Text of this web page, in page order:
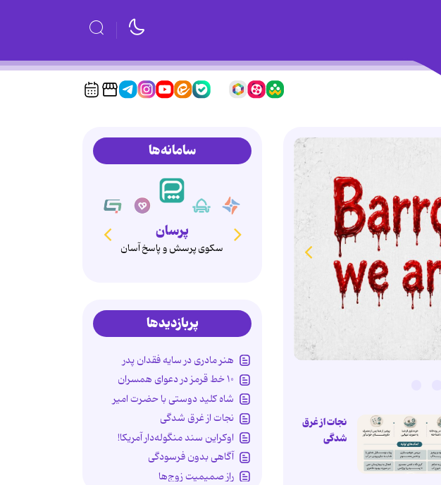
نجات از غرق
شدگی
سامانه‌ها
پرسان
سکوی پرسش و پاسخ آسان
پربازدیدها
هنر مادری در سایه‌ فقدان پدر
۱۰ خط قرمز در دعوای همسران
شاه کلید دوستی با حضرت امیر
نجات از غرق شدگی
اوکراین سند منگوله‌دار آمریکا!
آگاهی بدون فرسودگی
راز صمیمیت زوج‌ها